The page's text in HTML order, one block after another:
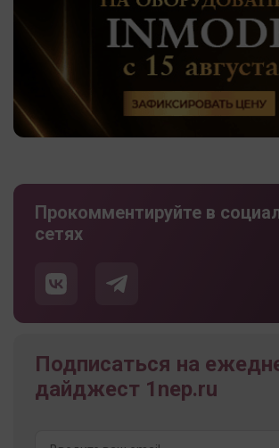
Прокомментируйте в
сетях
Подписаться на
дайджест 1nep.ru